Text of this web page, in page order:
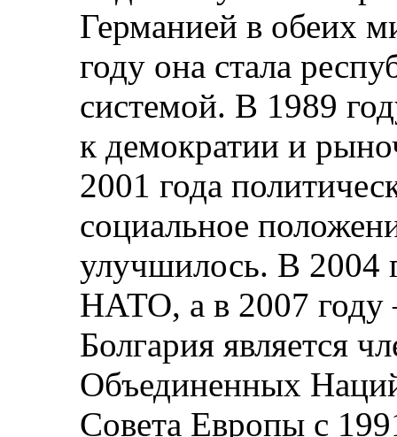
Германией в обеих
году она стала
системой. В 1989
к демократии и
2001 года
социальное
улучшилось. В 2004
НАТО, а в 2007 году
Болгария является
Объединенных
Совета Европы с